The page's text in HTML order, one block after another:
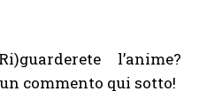
l’anime?
commento qui sotto!